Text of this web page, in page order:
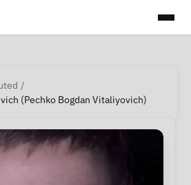
(Pechko Bogdan Vitaliyovich)